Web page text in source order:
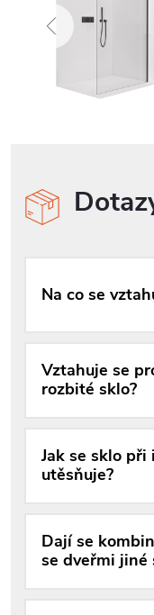
Na co se
Vztahuje se
rozbité sklo?
Jak se sklo při
utěsňuje?
Dají se
se dveřmi jiné